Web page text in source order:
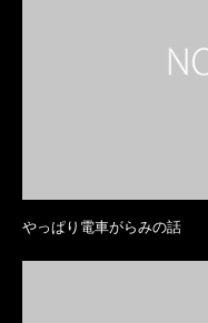
やっぱり電車がらみの話